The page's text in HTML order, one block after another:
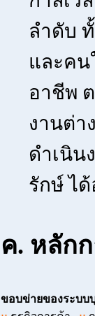
ลำดับ
และคน
อาชีพ
งานต่า
ดำเนิน
รักษ์ ไ
ค. หลัก
ขอบข่ายของระบบ